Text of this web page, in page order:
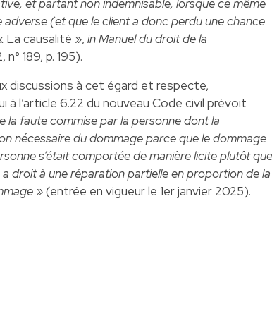
et partant non indemnisable, lorsque ce même
(et que le client a donc perdu une chance
La causalité », in Manuel du droit de la
189, p. 195).
discussions à cet égard et respecte,
l’article 6.22 du nouveau Code civil prévoit
la faute commise par la personne dont la
nécessaire du dommage parce que le dommage
s’était comportée de manière licite plutôt que
droit à une réparation partielle en proportion de la
»(entrée en vigueur le 1er janvier 2025).